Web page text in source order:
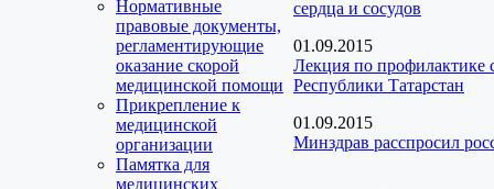
Нормативные
правовые документы,
регламентирующие
оказание скорой
медицинской помощи
Прикрепление к
медицинской
организации
Памятка для
медицинских
сердца и сосудов
01.09.2015
Лекция по профилактике
Республики Татарстан
01.09.2015
Минздрав расспросил